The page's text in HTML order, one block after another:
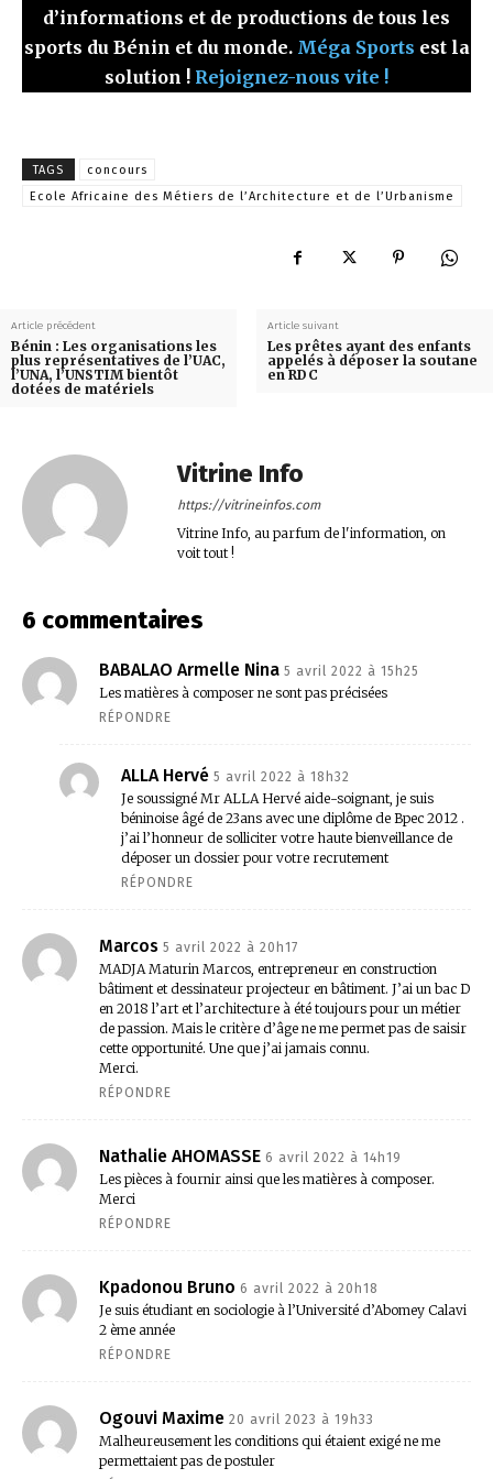
d’informations et de productions de tous les
sports du Bénin et du monde. Méga Sports est la
solution ! Rejoignez-nous vite !
TAGS
concours
Ecole Africaine des Métiers de l’Architecture et de l’Urbanisme
Article précédent
Bénin : Les organisations les
plus représentatives de l’UAC,
l’UNA, l’UNSTIM bientôt
dotées de matériels
Article suivant
Les prêtes ayant des enfants
appelés à déposer la soutane
en RDC
Vitrine Info
https://vitrineinfos.com
Vitrine Info, au parfum de l'information, on
voit tout !
6 commentaires
BABALAO Armelle Nina 5 avril 2022 à 15h25
Les matières à composer ne sont pas précisées
RÉPONDRE
ALLA Hervé 5 avril 2022 à 18h32
Je soussigné Mr ALLA Hervé aide-soignant, je suis
béninoise âgé de 23ans avec une diplôme de Bpec 2012 .
j’ai l’honneur de solliciter votre haute bienveillance de
déposer un dossier pour votre recrutement
RÉPONDRE
Marcos 5 avril 2022 à 20h17
MADJA Maturin Marcos, entrepreneur en construction
bâtiment et dessinateur projecteur en bâtiment. J’ai un bac D
en 2018 l’art et l’architecture à été toujours pour un métier
de passion. Mais le critère d’âge ne me permet pas de saisir
cette opportunité. Une que j’ai jamais connu.
Merci.
RÉPONDRE
Nathalie AHOMASSE 6 avril 2022 à 14h19
Les pièces à fournir ainsi que les matières à composer.
Merci
RÉPONDRE
Kpadonou Bruno 6 avril 2022 à 20h18
Je suis étudiant en sociologie à l’Université d’Abomey Calavi
2 ème année
RÉPONDRE
Ogouvi Maxime 20 avril 2023 à 19h33
Malheureusement les conditions qui étaient exigé ne me
permettaient pas de postuler